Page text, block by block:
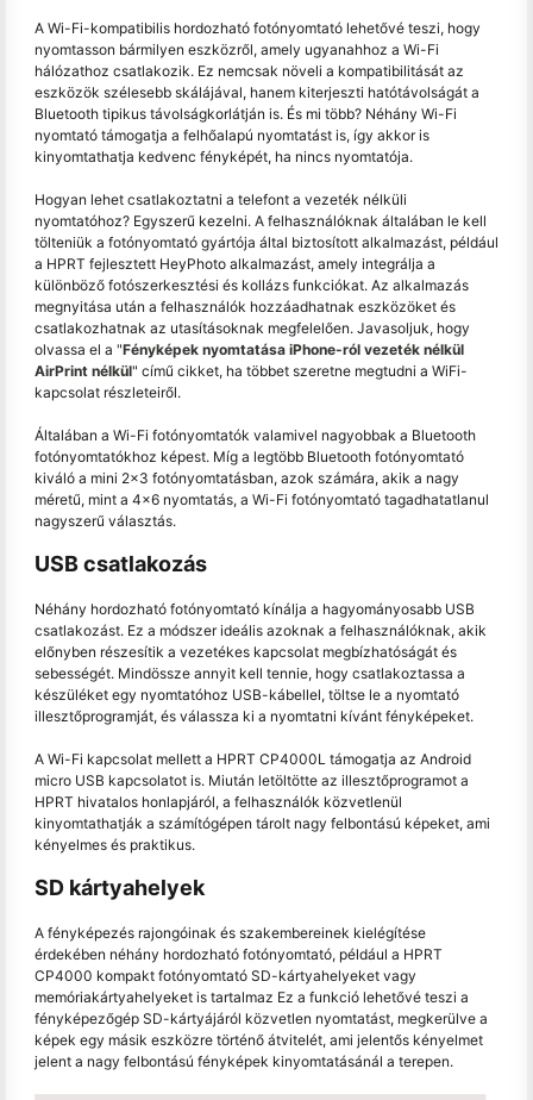
A Wi-Fi-kompatibilis hordozható fotónyomtató lehetővé teszi, hogy
nyomtasson bármilyen eszközről, amely ugyanahhoz a Wi-Fi
hálózathoz csatlakozik. Ez nemcsak növeli a kompatibilitását az
eszközök szélesebb skálájával, hanem kiterjeszti hatótávolságát a
Bluetooth tipikus távolságkorlátján is. És mi több? Néhány Wi-Fi
nyomtató támogatja a felhőalapú nyomtatást is, így akkor is
kinyomtathatja kedvenc fényképét, ha nincs nyomtatója.
Hogyan lehet csatlakoztatni a telefont a vezeték nélküli
nyomtatóhoz? Egyszerű kezelni. A felhasználóknak általában le kell
tölteniük a fotónyomtató gyártója által biztosított alkalmazást, például
a HPRT fejlesztett HeyPhoto alkalmazást, amely integrálja a
különböző fotószerkesztési és kollázs funkciókat. Az alkalmazás
megnyitása után a felhasználók hozzáadhatnak eszközöket és
csatlakozhatnak az utasításoknak megfelelően. Javasoljuk, hogy
olvassa el a "Fényképek nyomtatása iPhone-ról vezeték nélkül
AirPrint nélkül" című cikket, ha többet szeretne megtudni a WiFi-
kapcsolat részleteiről.
Általában a Wi-Fi fotónyomtatók valamivel nagyobbak a Bluetooth
fotónyomtatókhoz képest. Míg a legtöbb Bluetooth fotónyomtató
kiváló a mini 2x3 fotónyomtatásban, azok számára, akik a nagy
méretű, mint a 4x6 nyomtatás, a Wi-Fi fotónyomtató tagadhatatlanul
nagyszerű választás.
USB csatlakozás
Néhány hordozható fotónyomtató kínálja a hagyományosabb USB
csatlakozást. Ez a módszer ideális azoknak a felhasználóknak, akik
előnyben részesítik a vezetékes kapcsolat megbízhatóságát és
sebességét. Mindössze annyit kell tennie, hogy csatlakoztassa a
készüléket egy nyomtatóhoz USB-kábellel, töltse le a nyomtató
illesztőprogramját, és válassza ki a nyomtatni kívánt fényképeket.
A Wi-Fi kapcsolat mellett a HPRT CP4000L támogatja az Android
micro USB kapcsolatot is. Miután letöltötte az illesztőprogramot a
HPRT hivatalos honlapjáról, a felhasználók közvetlenül
kinyomtathatják a számítógépen tárolt nagy felbontású képeket, ami
kényelmes és praktikus.
SD kártyahelyek
A fényképezés rajongóinak és szakembereinek kielégítése
érdekében néhány hordozható fotónyomtató, például a HPRT
CP4000 kompakt fotónyomtató SD-kártyahelyeket vagy
memóriakártyahelyeket is tartalmaz Ez a funkció lehetővé teszi a
fényképezőgép SD-kártyájáról közvetlen nyomtatást, megkerülve a
képek egy másik eszközre történő átvitelét, ami jelentős kényelmet
jelent a nagy felbontású fényképek kinyomtatásánál a terepen.